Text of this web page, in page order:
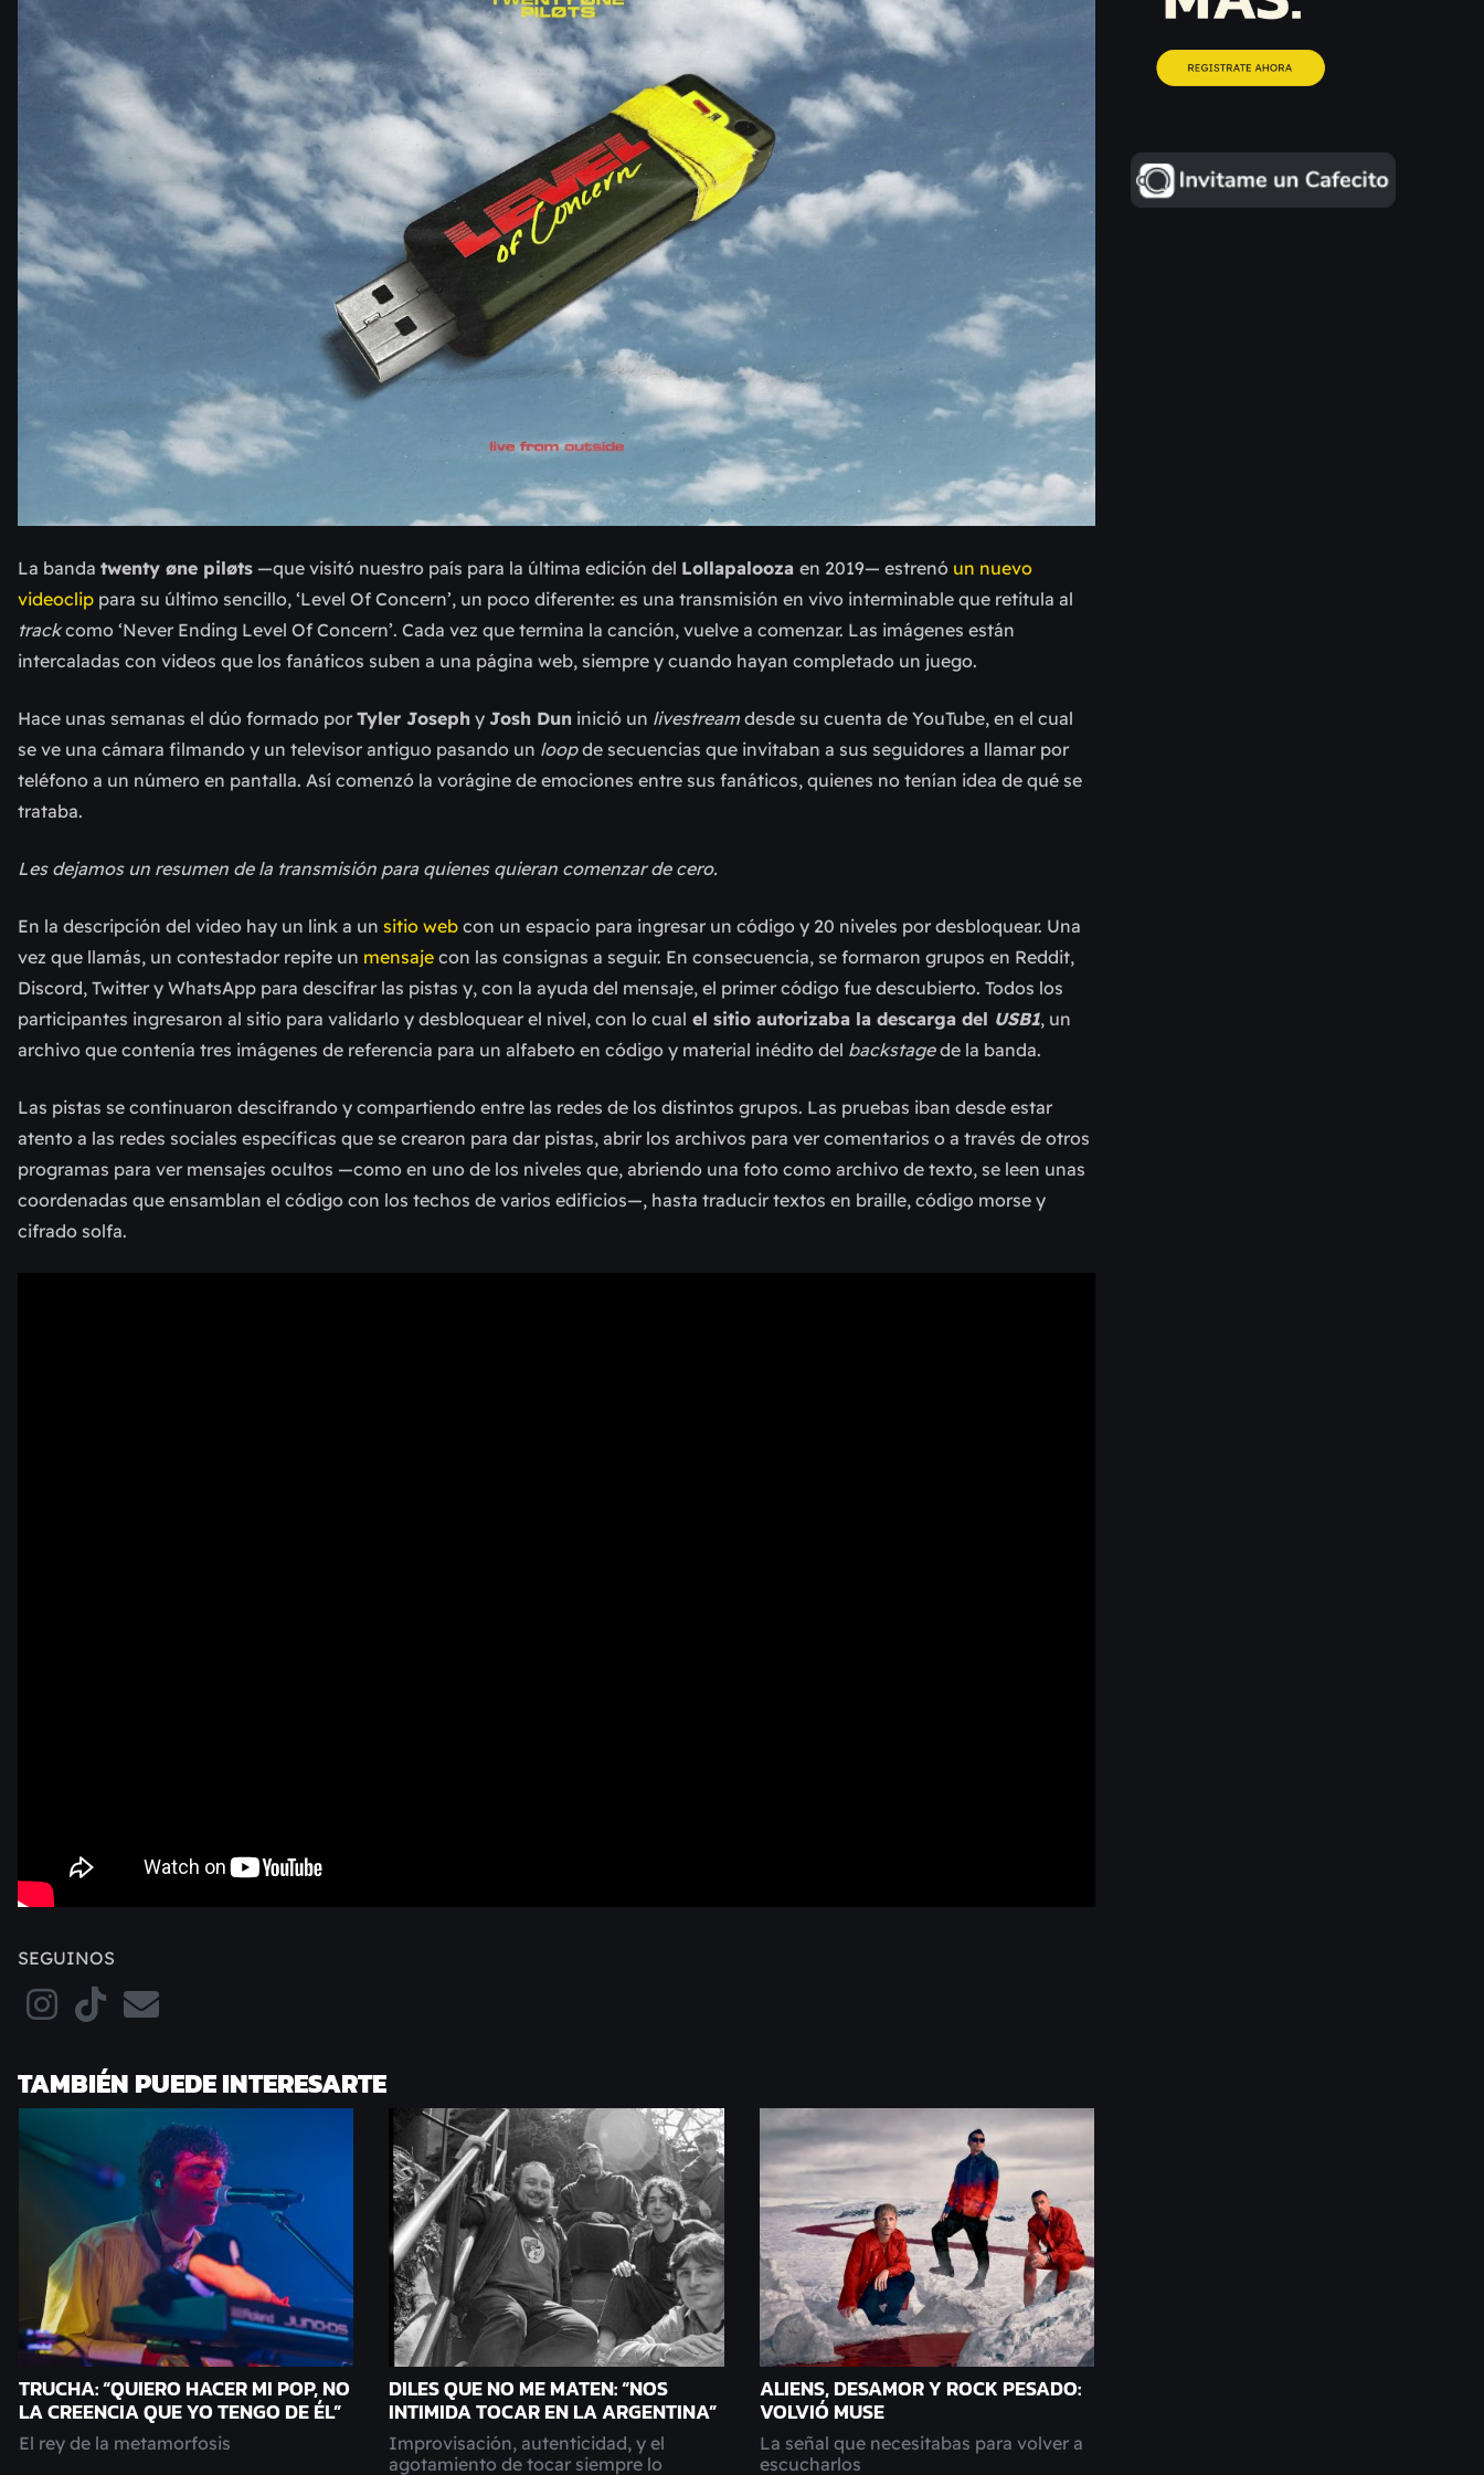
La banda twenty øne piløts —que visitó nuestro país para la última edición del Lollapalooza en 2019— estrenó un nuevo
videoclip para su último sencillo, ‘Level Of Concern’, un poco diferente: es una transmisión en vivo interminable que retitula al
trackcomo ‘Never Ending Level Of Concern’. Cada vez que termina la canción, vuelve a comenzar. Las imágenes están
intercaladas con videos que los fanáticos suben a una página web, siempre y cuando hayan completado un juego.
Hace unas semanas el dúo formado por Tyler Joseph y Josh Dun inició un livestream desde su cuenta de YouTube, en el cual
se ve una cámara filmando y un televisor antiguo pasando un loopde secuencias que invitaban a sus seguidores a llamar por
teléfono a un número en pantalla. Así comenzó la vorágine de emociones entre sus fanáticos, quienes no tenían idea de qué se
trataba.
Les dejamos un resumen de la transmisión para quienes quieran comenzar de cero.
En la descripción del video hay un link a un sitio web con un espacio para ingresar un código y 20 niveles por desbloquear. Una
vez que llamás, un contestador repite un mensaje con las consignas a seguir. En consecuencia, se formaron grupos en Reddit,
Discord, Twitter y WhatsApp para descifrar las pistas y, con la ayuda del mensaje, el primer código fue descubierto. Todos los
participantes ingresaron al sitio para validarlo y desbloquear el nivel, con lo cual el sitio autorizaba la descarga del USB1, un
archivo que contenía tres imágenes de referencia para un alfabeto en código y material inédito del backstagede la banda.
Las pistas se continuaron descifrando y compartiendo entre las redes de los distintos grupos. Las pruebas iban desde estar
atento a las redes sociales específicas que se crearon para dar pistas, abrir los archivos para ver comentarios o a través de otros
programas para ver mensajes ocultos —como en uno de los niveles que, abriendo una foto como archivo de texto, se leen unas
coordenadas que ensamblan el código con los techos de varios edificios—, hasta traducir textos en braille, código morse y
cifrado solfa.
SEGUINOS
TAMBIÉN PUEDE INTERESARTE
TRUCHA: “QUIERO HACER MI POP, NO
LA CREENCIA QUE YO TENGO DE ÉL”
El rey de la metamorfosis
DILES QUE NO ME MATEN: “NOS
INTIMIDA TOCAR EN LA ARGENTINA”
Improvisación, autenticidad, y el
agotamiento de tocar siempre lo
ALIENS, DESAMOR Y ROCK PESADO:
VOLVIÓ MUSE
La señal que necesitabas para volver a
escucharlos